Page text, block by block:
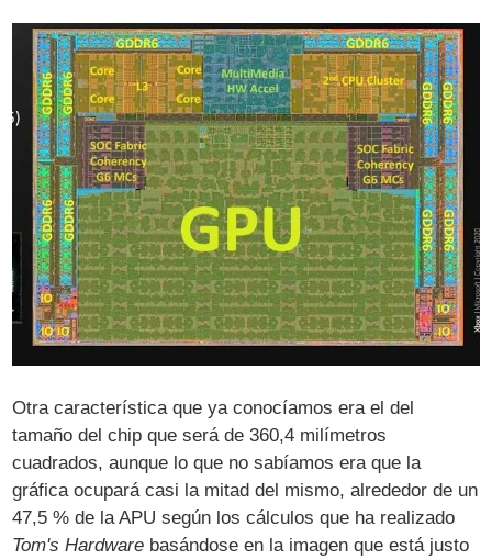
Otra característica que ya conocíamos era el del
tamaño del chip que será de 360,4 milímetros
cuadrados, aunque lo que no sabíamos era que la
gráfica ocupará casi la mitad del mismo, alrededor de un
47,5 % de la APU según los cálculos que ha realizado
Tom's Hardware basándose en la imagen que está justo